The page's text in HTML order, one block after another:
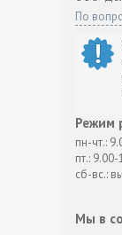
По
Режим
пн-чт.:
пт.: 9.00-
сб-вс.:
Мы в